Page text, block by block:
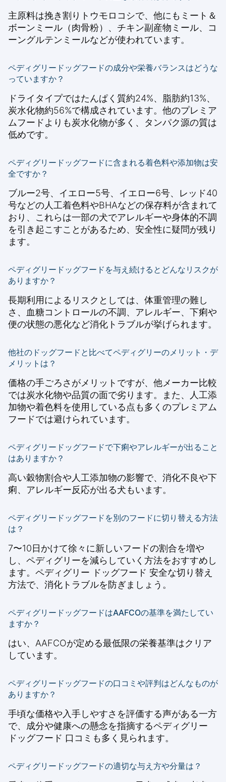
主原料は挽き割りトウモロコシで、他にもミート＆
ボーンミール（肉骨粉）、チキン副産物ミール、コ
ーングルテンミールなどが使われています。
ペディグリードッグフードの成分や栄養バランスはどうな
っていますか？
ドライタイプではたんぱく質約24%、脂肪約13%、
炭水化物約56%で構成されています。他のプレミア
ムフードよりも炭水化物が多く、タンパク源の質は
低めです。
ペディグリードッグフードに含まれる着色料や添加物は安
全ですか？
ブルー2号、イエロー5号、イエロー6号、レッド40
号などの人工着色料やBHAなどの保存料が含まれて
おり、これらは一部の犬でアレルギーや身体的不調
を引き起こすことがあるため、安全性に疑問が残り
ます。
ペディグリードッグフードを与え続けるとどんなリスクが
ありますか？
長期利用によるリスクとしては、体重管理の難し
さ、血糖コントロールの不調、アレルギー、下痢や
便の状態の悪化など消化トラブルが挙げられます。
他社のドッグフードと比べてペディグリーのメリット・デ
メリットは？
価格の手ごろさがメリットですが、他メーカー比較
では炭水化物や品質の面で劣ります。また、人工添
加物や着色料を使用している点も多くのプレミアム
フードでは避けられています。
ペディグリードッグフードで下痢やアレルギーが出ること
はありますか？
高い穀物割合や人工添加物の影響で、消化不良や下
痢、アレルギー反応が出る犬もいます。
ペディグリードッグフードを別のフードに切り替える方法
は？
7〜10日かけて徐々に新しいフードの割合を増や
し、ペディグリーを減らしていく方法をおすすめし
ます。ペディグリー ドッグフード 安全な切り替え
方法で、消化トラブルを防ぎましょう。
ペディグリードッグフードはAAFCOの基準を満たしてい
ますか？
はい、AAFCOが定める最低限の栄養基準はクリア
しています。
ペディグリードッグフードの口コミや評判はどんなものが
ありますか？
手頃な価格や入手しやすさを評価する声がある一方
で、成分や健康への懸念を指摘するペディグリー
ドッグフード 口コミも多く見られます。
ペディグリードッグフードの適切な与え方や分量は？